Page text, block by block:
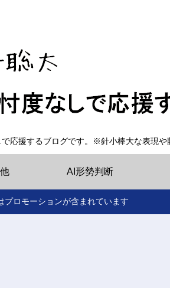
応援するブログです。※針小棒大な表現
AI形勢判断
プロモーションが含まれています